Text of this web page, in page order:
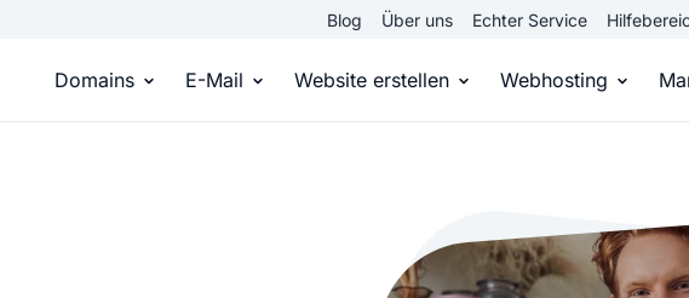
Blog Über uns Echter Service
Domains E-Mail Website erstellen Webhosting